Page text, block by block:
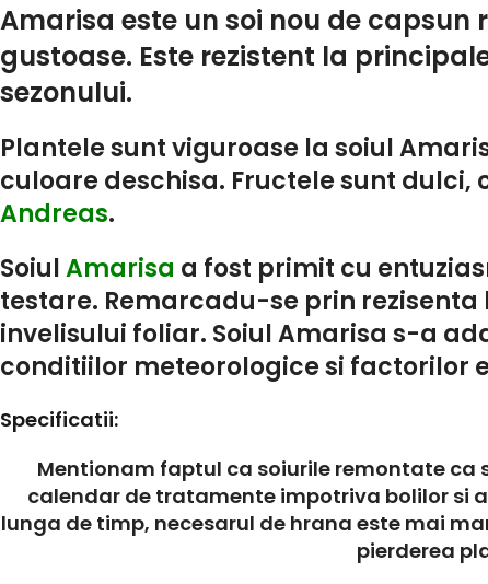
Amarisa este un soi nou de
gustoase. Este rezistent la
sezonului.
Plantele sunt viguroase la soiul
culoare deschisa. Fructele sunt
Andreas.
SoiulAmarisa a fost primit cu
testare. Remarcadu-se prin
invelisului foliar. Soiul Amarisa s-a
conditiilor meteorologice si
Specificatii:
Mentionam faptul ca soiurile remontate ca
calendar de tratamente impotriva bolilor si
lunga de timp, necesarul de hrana este mai
pierderea